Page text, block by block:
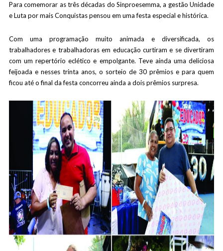
Para comemorar as três décadas do Sinproesemma, a gestão Unidade
e Luta por mais Conquistas pensou em uma festa especial e histórica.
Com uma programação muito animada e diversificada, os
trabalhadores e trabalhadoras em educação curtiram e se divertiram
com um repertório eclético e empolgante. Teve ainda uma deliciosa
feijoada e nesses trinta anos, o sorteio de 30 prêmios e para quem
ficou até o final da festa concorreu ainda a dois prêmios surpresa.